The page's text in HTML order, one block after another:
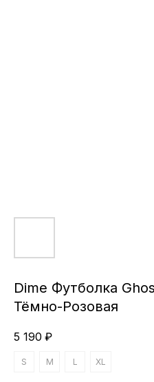
Dime Футболка
Тёмно-Розовая
5 190 ₽
S M L XL